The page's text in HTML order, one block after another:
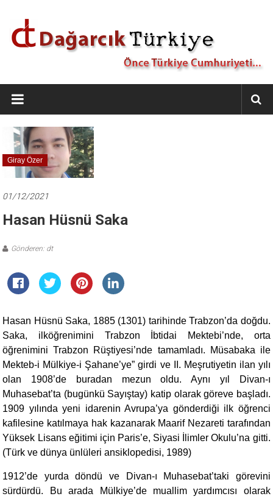
Dağarcık
Türkiye
Önce
Türkiye
Cumhuriyeti…
Giray Özer
01/12/2021
Hasan Hüsnü Saka
Gönderen: dt
Hasan Hüsnü Saka, 1885 (1301) tarihinde Trabzon’da doğdu.
Saka, ilköğrenimini Trabzon İbtidai Mektebi’nde, orta
öğrenimini Trabzon Rüştiyesi’nde tamamladı. Müsabaka ile
Mekteb-i Mülkiye-i Şahane’ye” girdi ve II. Meşrutiyetin ilan yılı
olan 1908’de buradan mezun oldu. Aynı yıl Divan-ı
Muhasebat’ta (bugünkü Sayıştay) katip olarak göreve başladı.
1909 yılında yeni idarenin Avrupa’ya gönderdiği ilk öğrenci
kafilesine katılmaya hak kazanarak Maarif Nezareti tarafından
Yüksek Lisans eğitimi için Paris’e, Siyasi İlimler Okulu’na gitti.
(Türk ve dünya ünlüleri ansiklopedisi, 1989)
1912’de yurda döndü ve Divan-ı Muhasebat’taki görevini
sürdürdü. Bu arada Mülkiye’de muallim yardımcısı olarak